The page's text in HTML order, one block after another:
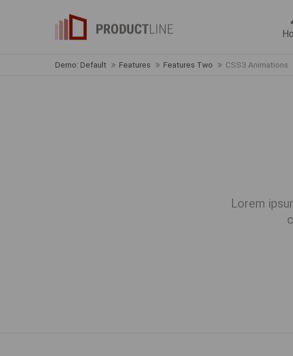
Demo: Default Features Features Two CSS3 Animations
Lorem